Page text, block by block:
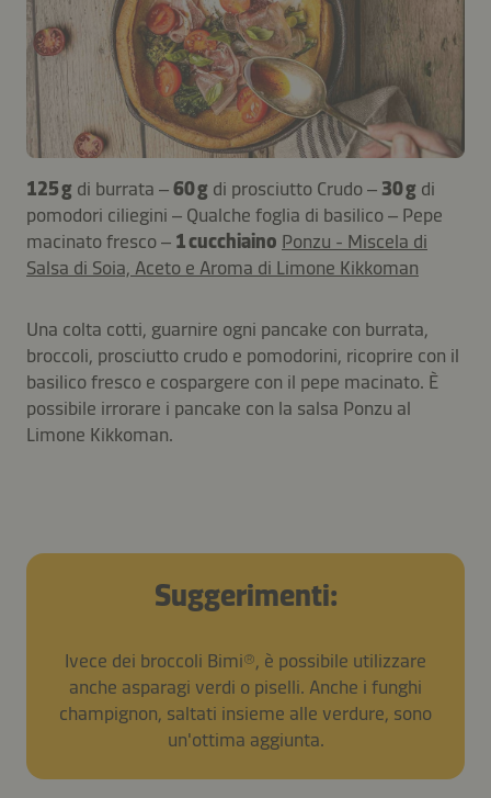
125 g di burrata –60 g di prosciutto Crudo – 30 g di
pomodori ciliegini – Qualche foglia di basilico – Pepe
macinato fresco – 1 cucchiaino Ponzu - Miscela di
Salsa di Soia, Aceto e Aroma di Limone Kikkoman
Una colta cotti, guarnire ogni pancake con burrata,
broccoli, prosciutto crudo e pomodorini, ricoprire con il
basilico fresco e cospargere con il pepe macinato. È
possibile irrorare i pancake con la salsa Ponzu al
Limone Kikkoman.
Suggerimenti:
Ivece dei broccoli Bimi®, è possibile utilizzare
anche asparagi verdi o piselli. Anche i funghi
champignon, saltati insieme alle verdure, sono
un'ottima aggiunta.